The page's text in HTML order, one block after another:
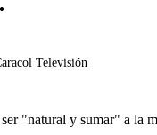
Televisión
"natural y sumar" a la